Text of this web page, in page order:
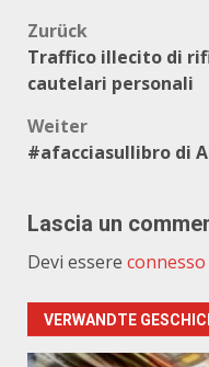
Zurück
Traffico illecito di
cautelari personali
Weiter
#afacciasullibro di
Lascia un
Devi essere connesso
VERWANDTE